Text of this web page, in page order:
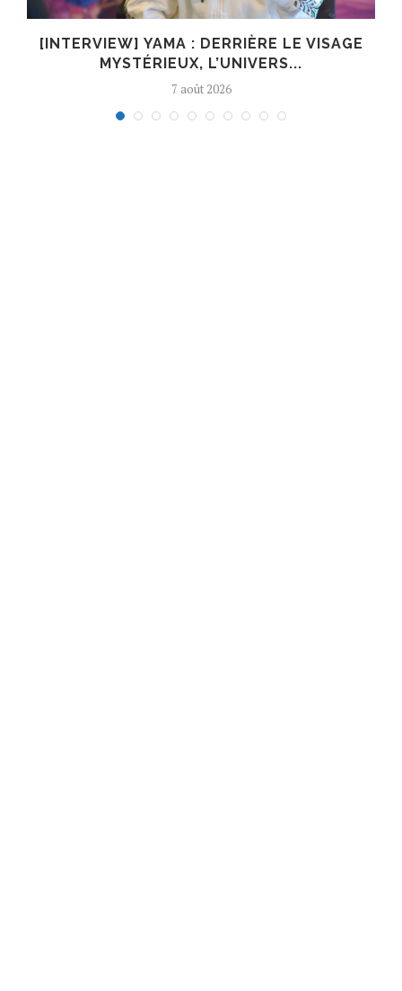
[INTERVIEW] YAMA : DERRIÈRE LE VISAGE
MYSTÉRIEUX, L’UNIVERS...
7 août 2026